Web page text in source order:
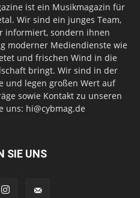
ist ein Musikmagazin für
Wir sind ein junges Team,
informiert, sondern ihnen
moderner Mediendienste wie
und frischen Wind in die
bringt. Wir sind in der
und legen großen Wert auf
sowie Kontakt zu unseren
uns: hi@cybmag.de
SIE UNS